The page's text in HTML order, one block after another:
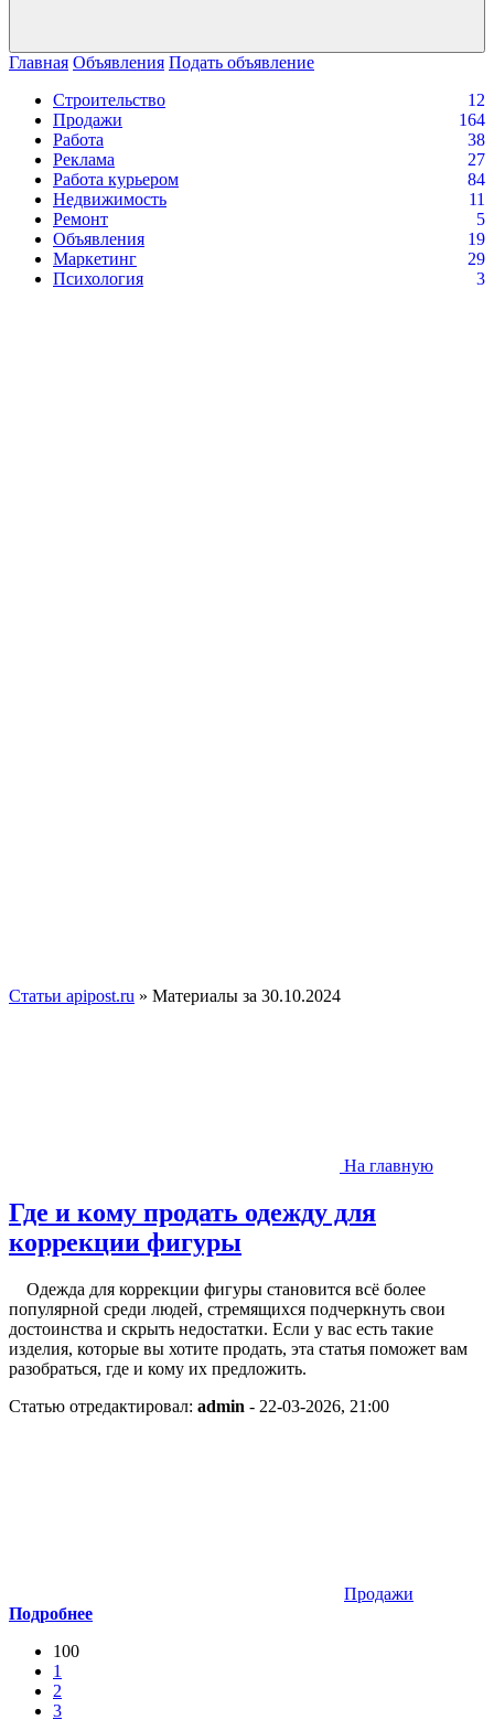
Главная Объявления Подать объявление
Строительство
12
Продажи
164
Работа
38
Реклама
27
Работа курьером
84
Недвижимость
11
Ремонт
5
Объявления
19
Маркетинг
29
Психология
3
Статьи apipost.ru » Материалы за 30.10.2024
На главную
Где и кому продать одежду для
коррекции фигуры
Одежда для коррекции фигуры становится всё более
популярной среди людей, стремящихся подчеркнуть свои
достоинства и скрыть недостатки. Если у вас есть такие
изделия, которые вы хотите продать, эта статья поможет вам
разобраться, где и кому их предложить.
Статью отредактировал: admin - 22-03-2026, 21:00
Продажи
Подробнее
100
1
2
3